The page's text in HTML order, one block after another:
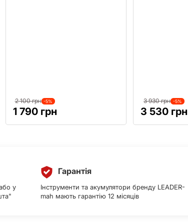
2 100 грн -5%
1 790 грн
3 930 грн -5%
3 530 грн
у
Гарантія
Інструменти та акумулятори бренду LEADER-
mah мають гарантію 12 місяців